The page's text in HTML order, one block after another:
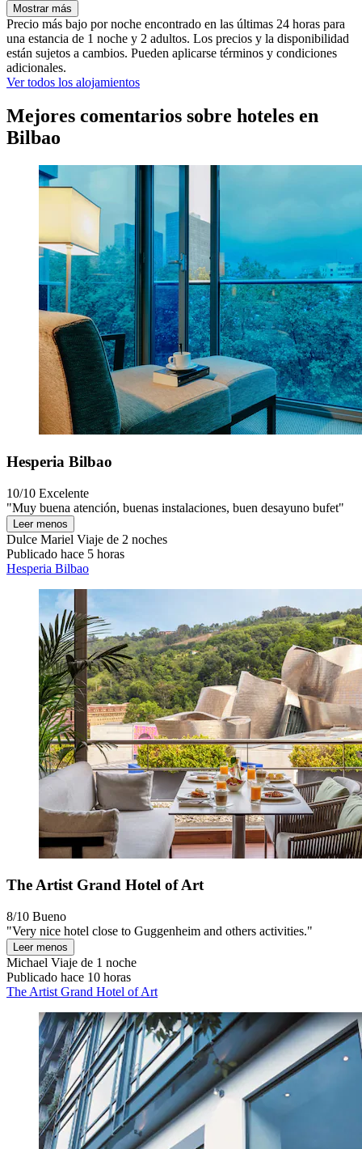
Mostrar más
Precio más bajo por noche encontrado en las últimas 24 horas para
una estancia de 1 noche y 2 adultos. Los precios y la disponibilidad
están sujetos a cambios. Pueden aplicarse términos y condiciones
adicionales.
Ver todos los alojamientos
Mejores comentarios sobre hoteles en
Bilbao
Hesperia Bilbao
10/10 Excelente
"Muy buena atención, buenas instalaciones, buen desayuno bufet"
Leer menos
Dulce Mariel Viaje de 2 noches
Publicado hace 5 horas
Hesperia Bilbao
The Artist Grand Hotel of Art
8/10 Bueno
"Very nice hotel close to Guggenheim and others activities."
Leer menos
Michael Viaje de 1 noche
Publicado hace 10 horas
The Artist Grand Hotel of Art